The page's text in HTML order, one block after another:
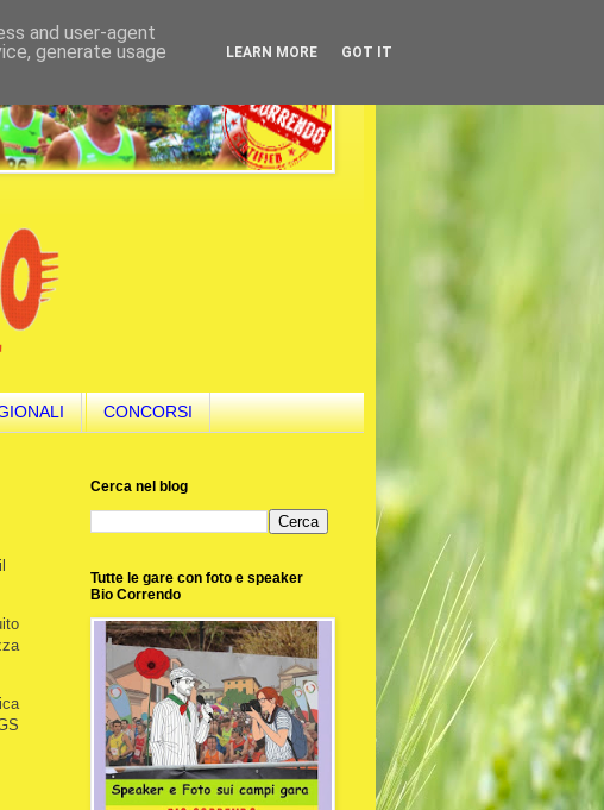
CONCORSI
Cerca nel blog
Tutte le gare con foto e speaker
Bio Correndo
and user-agent
generate usage
LEARN MORE GOT IT